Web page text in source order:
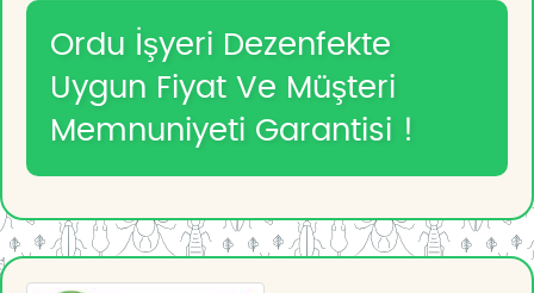
Ordu İşyeri Dezenfekte
Uygun Fiyat Ve Müşteri
Memnuniyeti Garantisi !